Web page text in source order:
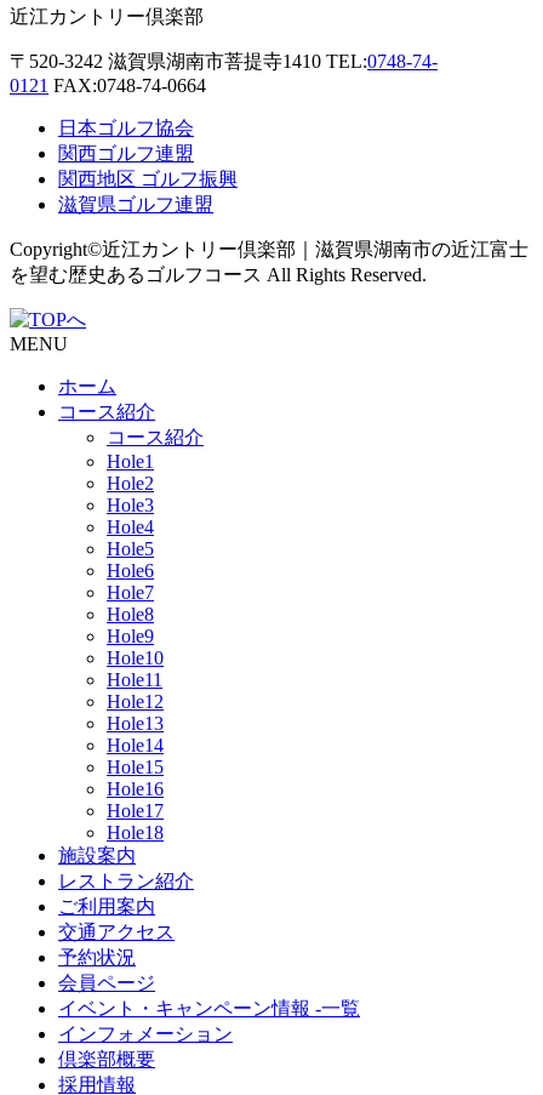
近江カントリー倶楽部
〒520-3242 滋賀県湖南市菩提寺1410 TEL:0748-74-
0121 FAX:0748-74-0664
日本ゴルフ協会
関西ゴルフ連盟
関西地区 ゴルフ振興
滋賀県ゴルフ連盟
Copyright©近江カントリー倶楽部｜滋賀県湖南市の近江富士
を望む歴史あるゴルフコース All Rights Reserved.
MENU
ホーム
コース紹介
コース紹介
Hole1
Hole2
Hole3
Hole4
Hole5
Hole6
Hole7
Hole8
Hole9
Hole10
Hole11
Hole12
Hole13
Hole14
Hole15
Hole16
Hole17
Hole18
施設案内
レストラン紹介
ご利用案内
交通アクセス
予約状況
会員ページ
イベント・キャンペーン情報 -一覧
インフォメーション
倶楽部概要
採用情報